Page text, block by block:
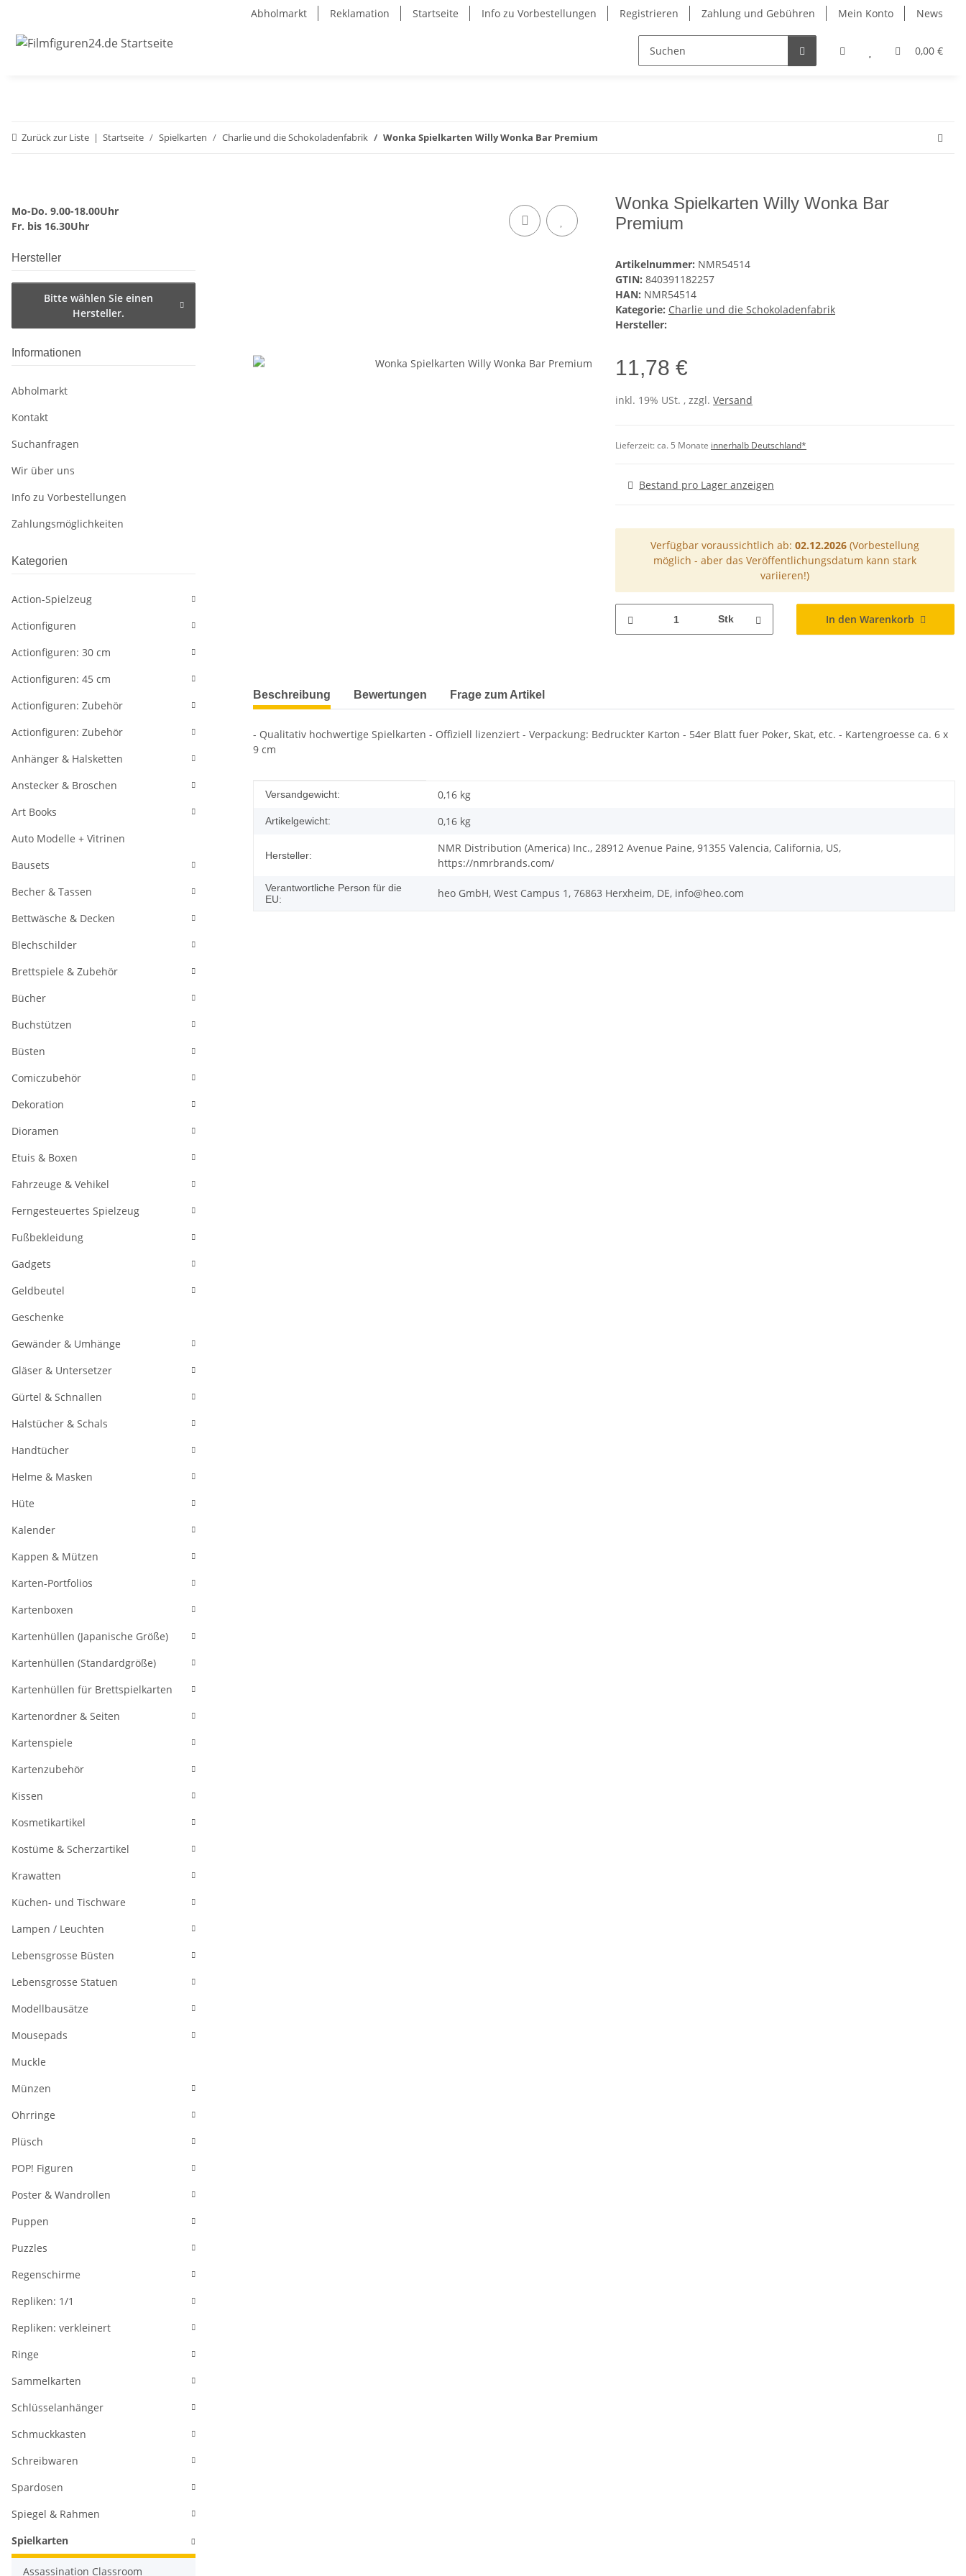
Abholmarkt Reklamation Startseite Info zu Vorbestellungen Registrieren Zahlung und Gebühren Mein Konto News
0,00 €
Zurück zur Liste Startseite Spielkarten Charlie und die Schokoladenfabrik Wonka Spielkarten Willy Wonka Bar Premium
Wonka Spielkarten Willy Wonka Bar
Premium
Artikelnummer: NMR54514
GTIN: 840391182257
HAN: NMR54514
Kategorie: Charlie und die Schokoladenfabrik
Hersteller:
11,78 €
inkl. 19% USt. , zzgl. Versand
Lieferzeit:ca. 5 Monate innerhalb Deutschland*
Bestand pro Lager anzeigen
Verfügbar voraussichtlich ab: 02.12.2026 (Vorbestellung
möglich - aber das Veröffentlichungsdatum kann stark
variieren!)
Stk In den Warenkorb
weitere Registerkarten anzeigen
Beschreibung Bewertungen Frage zum Artikel
- Qualitativ hochwertige Spielkarten - Offiziell lizenziert - Verpackung: Bedruckter Karton - 54er Blatt fuer Poker, Skat, etc. - Kartengroesse ca. 6 x
9 cm
Produkteigenschaft
Wert
Versandgewicht: 0,16 kg
Artikelgewicht: 0,16 kg
Hersteller:
NMR Distribution (America) Inc., 28912 Avenue Paine, 91355 Valencia, California, US,
https://nmrbrands.com/
Verantwortliche Person für die
EU:
heo GmbH, West Campus 1, 76863 Herxheim, DE, info@heo.com
Mo-Do. 9.00-18.00Uhr
Fr. bis 16.30Uhr
Hersteller
Bitte wählen Sie einen
Hersteller.
Informationen
Abholmarkt
Kontakt
Suchanfragen
Wir über uns
Info zu Vorbestellungen
Zahlungsmöglichkeiten
Kategorien
Action-Spielzeug
Actionfiguren
Actionfiguren: 30 cm
Actionfiguren: 45 cm
Actionfiguren: Zubehör
Actionfiguren: Zubehör
Anhänger & Halsketten
Anstecker & Broschen
Art Books
Auto Modelle + Vitrinen
Bausets
Becher & Tassen
Bettwäsche & Decken
Blechschilder
Brettspiele & Zubehör
Bücher
Buchstützen
Büsten
Comiczubehör
Dekoration
Dioramen
Etuis & Boxen
Fahrzeuge & Vehikel
Ferngesteuertes Spielzeug
Fußbekleidung
Gadgets
Geldbeutel
Geschenke
Gewänder & Umhänge
Gläser & Untersetzer
Gürtel & Schnallen
Halstücher & Schals
Handtücher
Helme & Masken
Hüte
Kalender
Kappen & Mützen
Karten-Portfolios
Kartenboxen
Kartenhüllen (Japanische Größe)
Kartenhüllen (Standardgröße)
Kartenhüllen für Brettspielkarten
Kartenordner & Seiten
Kartenspiele
Kartenzubehör
Kissen
Kosmetikartikel
Kostüme & Scherzartikel
Krawatten
Küchen- und Tischware
Lampen / Leuchten
Lebensgrosse Büsten
Lebensgrosse Statuen
Modellbausätze
Mousepads
Muckle
Münzen
Ohrringe
Plüsch
POP! Figuren
Poster & Wandrollen
Puppen
Puzzles
Regenschirme
Repliken: 1/1
Repliken: verkleinert
Ringe
Sammelkarten
Schlüsselanhänger
Schmuckkasten
Schreibwaren
Spardosen
Spiegel & Rahmen
Spielkarten
Assassination Classroom